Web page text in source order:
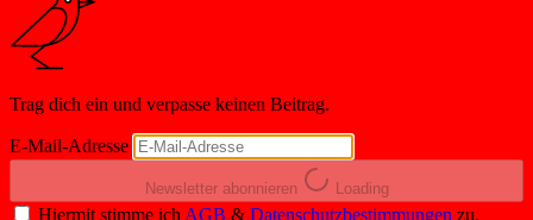
Trag dich ein und verpasse keinen Beitrag.
E-Mail-Adresse
Newsletter abonnieren Loading
Hiermit stimme ich AGB & Datenschutzbestimmungen zu.